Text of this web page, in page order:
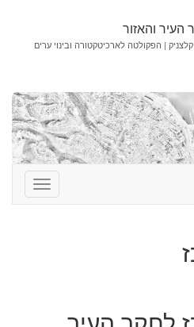
העיר והאזור
| הפקולטה לארכיטקטורה ובינוי ערים